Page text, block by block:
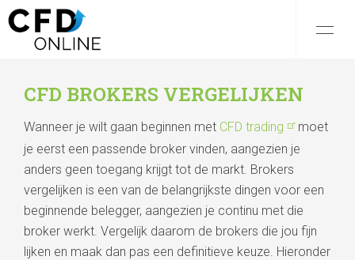
CFD BROKERS VERGELIJKEN
Wanneer je wilt gaan beginnen met CFD trading
moet
je eerst een passende broker vinden, aangezien je
anders geen toegang krijgt tot de markt. Brokers
vergelijken is een van de belangrijkste dingen voor een
beginnende belegger, aangezien je continu met die
broker werkt. Vergelijk daarom de brokers die jou fijn
lijken en maak dan pas een definitieve keuze. Hieronder